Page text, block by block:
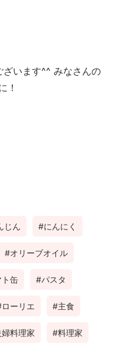
います^^ みなさんの
！
じん にんにく
オリーブオイル
ト缶 パスタ
ローリエ 主食
婦料理家 料理家